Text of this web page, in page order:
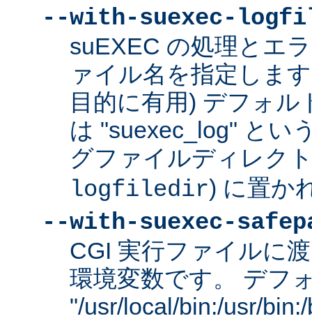
--with-suexec-
suEXEC の処理とエ
ァイル名を指定しま
目的に有用) デフォ
は "suexec_log" とい
グファイルディレク
logfiledir) に置か
--with-suexec-
CGI 実行ファイルに
環境変数です。 デフ
"/usr/local/bin:/usr/